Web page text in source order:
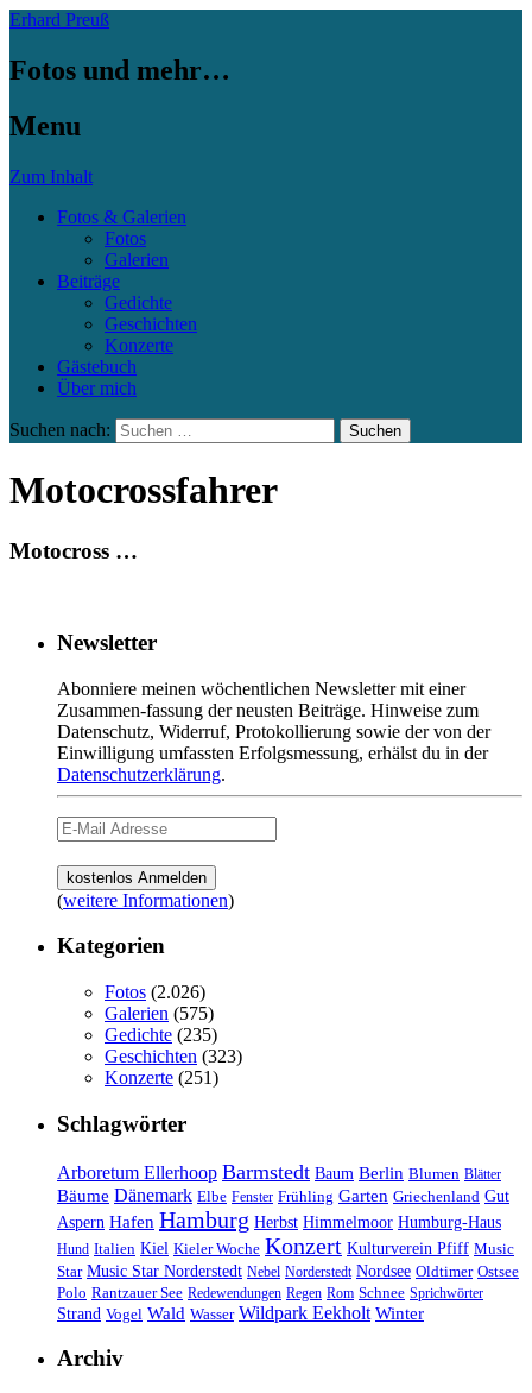
Erhard Preuß
Fotos und mehr…
Menu
Zum Inhalt
Fotos & Galerien
Fotos
Galerien
Beiträge
Gedichte
Geschichten
Konzerte
Gästebuch
Über mich
Suchen nach:
Motocrossfahrer
Motocross …
Newsletter
Abonniere meinen wöchentlichen Newsletter mit einer
Zusammen-fassung der neusten Beiträge. Hinweise zum
Datenschutz, Widerruf, Protokollierung sowie der von der
Einwilligung umfassten Erfolgsmessung, erhälst du in der
Datenschutzerklärung.
(weitere Informationen)
Kategorien
Fotos (2.026)
Galerien (575)
Gedichte (235)
Geschichten (323)
Konzerte (251)
Schlagwörter
Arboretum Ellerhoop Barmstedt Baum Berlin Blumen Blätter
Bäume Dänemark Elbe Fenster Frühling Garten Griechenland Gut
Aspern Hafen Hamburg Herbst Himmelmoor Humburg-Haus
Hund Italien Kiel Kieler Woche Konzert Kulturverein Pfiff Music
Star Music Star Norderstedt Nebel Norderstedt Nordsee Oldtimer Ostsee
Polo Rantzauer See Redewendungen Regen Rom Schnee Sprichwörter
Strand Vogel Wald Wasser Wildpark Eekholt Winter
Archiv